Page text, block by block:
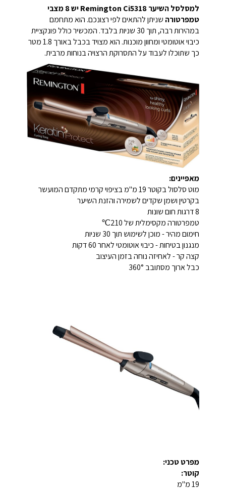
למסלסל השיער Remington Ci5318 יש 8 מצבי
טמפרטורה שניתן להתאים לפי רצונכם. הוא מתחמם
במהירות רבה, תוך 30 שניות בלבד. המכשיר כולל פונקציית
כיבוי אוטומטי ומחוון מוכנות. הוא מצויד בכבל באורך 1.8 מטר
כך שתוכלו לעבוד על התסרוקת הרצויה בנוחות מרבית.
מאפיינים:
מוט סלסול בקוטר 19 מ"מ בציפוי קרמי מתקדם המועשר
בקרטין ושמן שקדים לשמירה והזנת השיער
8 דרגות חום שונות
טמפרטורה מקסימלית של 210℃
חימום מהיר - מוכן לשימוש תוך 30 שניות
מנגנון בטיחות - כיבוי אוטומטי לאחר 60 דקות
קצה קר - לאחיזה נוחה בזמן העיצוב
כבל ארוך מסתובב 360°
מפרט טכני:
קוטר:
19 מ"מ